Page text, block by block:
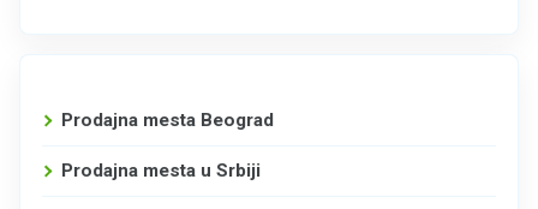
Prodajna mesta Beograd
Prodajna mesta u Srbiji